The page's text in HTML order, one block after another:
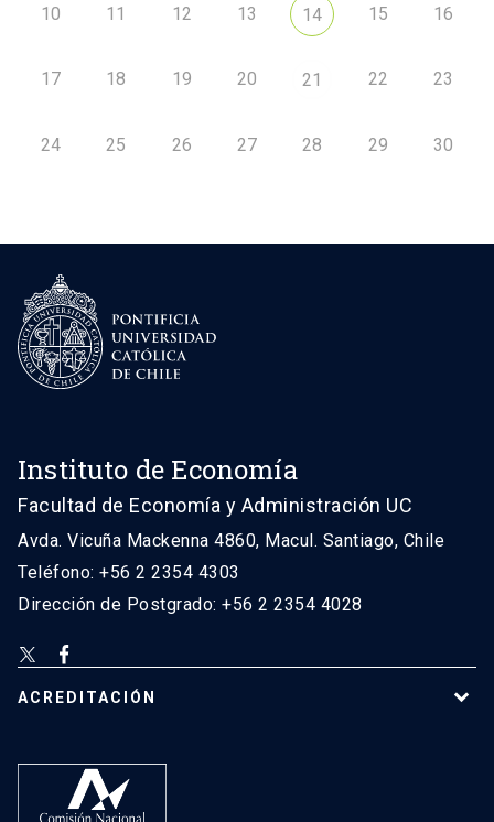
10 11 12 13 14 15 16
17 18 19 20 21 22 23
24 25 26 27 28 29 30
Instituto de Economía
Facultad de Economía y Administración UC
Avda. Vicuña Mackenna 4860, Macul. Santiago, Chile
Teléfono: +56 2 2354 4303
Dirección de Postgrado: +56 2 2354 4028
ACREDITACIÓN